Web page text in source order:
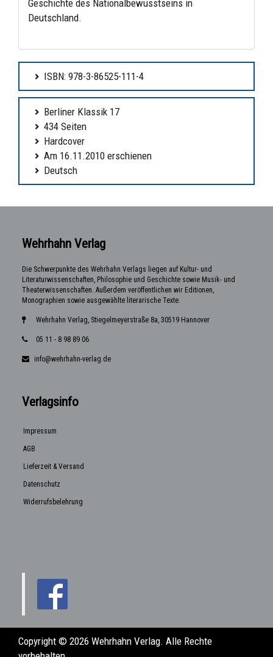
Geschichte des Nationalbewusstseins in
Deutschland.
ISBN: 978-3-86525-111-4
Berliner Klassik 17
434 Seiten
Hardcover
Am 16.11.2010 erschienen
Deutsch
Wehrhahn Verlag
Die Schwerpunkte des Wehrhahn Verlags liegen auf Kultur- und
Literaturwissenschaften, Philosophie und Geschichte sowie Musik- und
Theaterwissenschaften. Außerdem veröffentlichen wir Editionen,
Monographien sowie ausgewählte literarische Texte.
Wehrhahn Verlag, Stiegelmeyerstraße 8a, 30519 Hannover
05 11 - 8 98 89 06
info@wehrhahn-verlag.de
Verlagsinfo
Impressum
AGB
Lieferzeit & Versand
Datenschutz
Widerrufsbelehrung
Copyright © 2026 Wehrhahn Verlag. Alle Rechte